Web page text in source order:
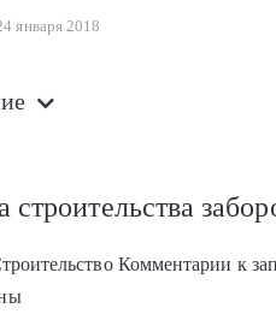
января 2018
Комментарии к